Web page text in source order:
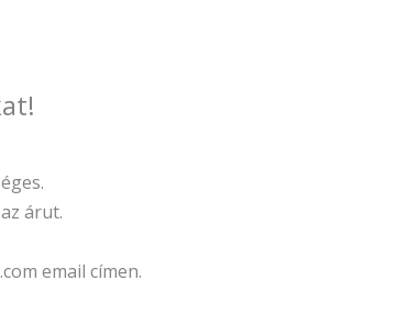
árut.
email címen.